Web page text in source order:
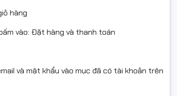
hàng
vào: Đặt hàng và thanh toán
và mật khẩu vào mục đã có tài khoản trên
#MucInVanPhong
#ngocthocomputer